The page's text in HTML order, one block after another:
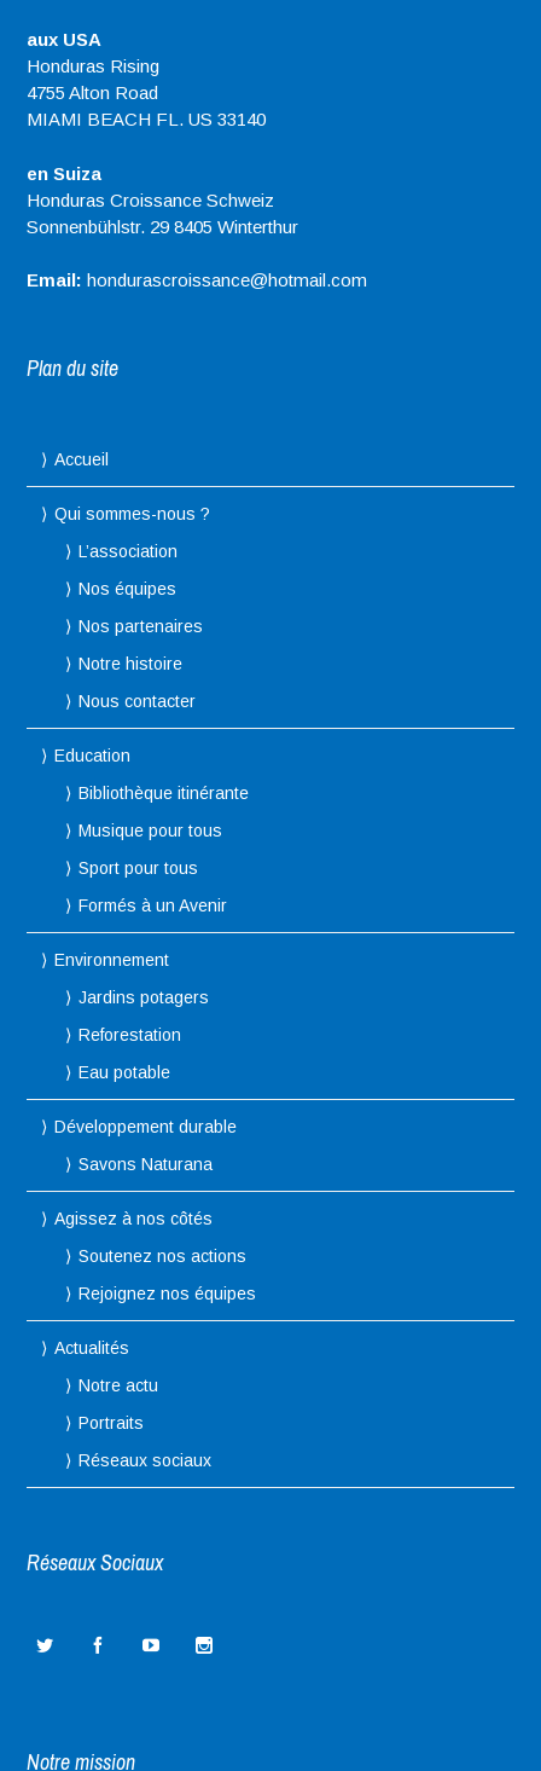
aux USA
Honduras Rising
4755 Alton Road
MIAMI BEACH FL. US 33140
en Suiza
Honduras Croissance Schweiz
Sonnenbühlstr. 29 8405 Winterthur
Email: hondurascroissance@hotmail.com
Plan du site
Accueil
Qui sommes-nous ?
L’association
Nos équipes
Nos partenaires
Notre histoire
Nous contacter
Education
Bibliothèque itinérante
Musique pour tous
Sport pour tous
Formés à un Avenir
Environnement
Jardins potagers
Reforestation
Eau potable
Développement durable
Savons Naturana
Agissez à nos côtés
Soutenez nos actions
Rejoignez nos équipes
Actualités
Notre actu
Portraits
Réseaux sociaux
Réseaux Sociaux
Notre mission